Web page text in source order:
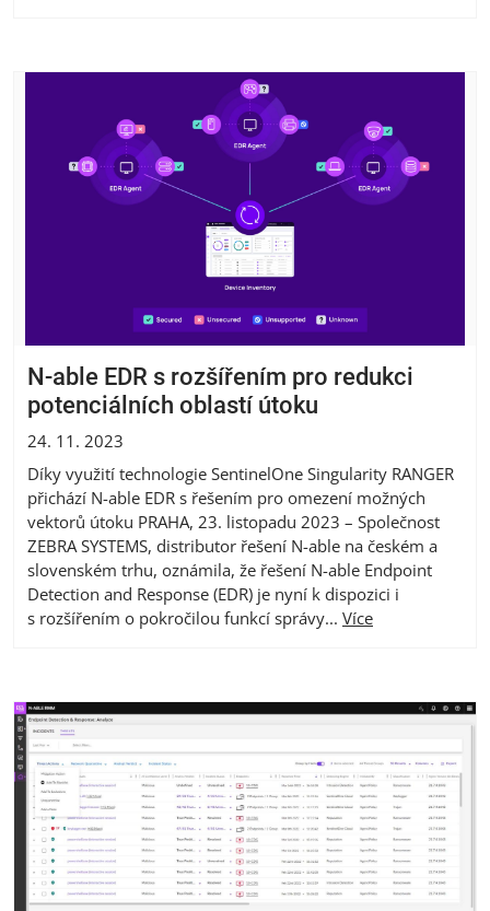
N-able EDR s rozšířením pro redukci
potenciálních oblastí útoku
24. 11. 2023
Díky využití technologie SentinelOne Singularity RANGER
přichází N-able EDR s řešením pro omezení možných
vektorů útoku PRAHA, 23. listopadu 2023 – Společnost
ZEBRA SYSTEMS, distributor řešení N-able na českém a
slovenském trhu, oznámila, že řešení N-able Endpoint
Detection and Response (EDR) je nyní k dispozici i
s rozšířením o pokročilou funkcí správy... Více